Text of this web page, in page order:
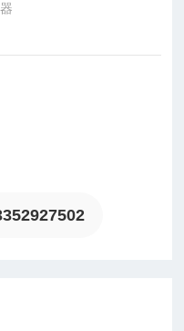
是称重传感器的一种，是
、桥式、柱筒式等几种样